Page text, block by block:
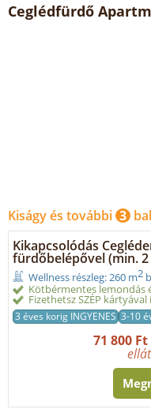
Ceglédfürdő
Kiságy és további 3
Kikapcsolódás
fürdőbelépővel (min. 2
Wellness részleg: 260 m2
Kötbérmentes lemondás
Fizethetsz SZÉP kártyával
3 éves korig INGYENES 3-10
71 800